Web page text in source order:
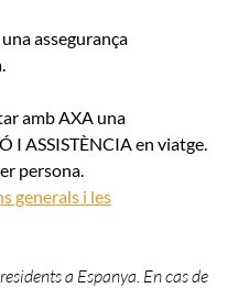
assegurança
amb AXA una
I ASSISTÈNCIA en viatge.
persona.
generals i les
a Espanya. En cas de